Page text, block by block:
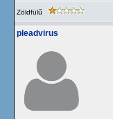
Zöldfülű
pleadvirus